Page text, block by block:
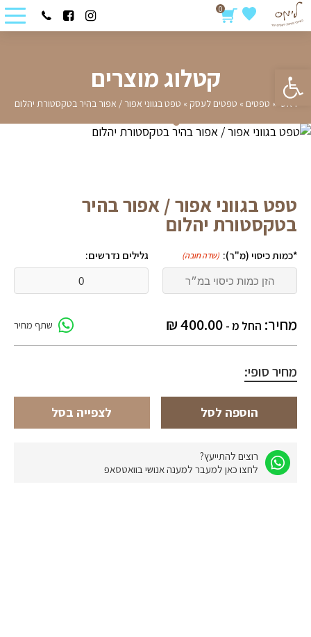
פתח סרגל נגישות
0
קטלוג מוצרים
ראשי » טפטים » טפטים לעסק » טפט בגווני אפור / אפור בהיר בטקסטורת יהלום
טפט בגווני אפור / אפור בהיר
בטקסטורת יהלום
*כמות כיסוי (מ"ר): (שדה חובה) גלילים נדרשים:
מחיר: החל מ - 400.00
₪ שתף מחיר
מחיר סופי:
הוספה לסל לצפייה בסל
רוצים להתייעץ?
לחצו כאן למעבר למענה אנושי בוואטסאפ